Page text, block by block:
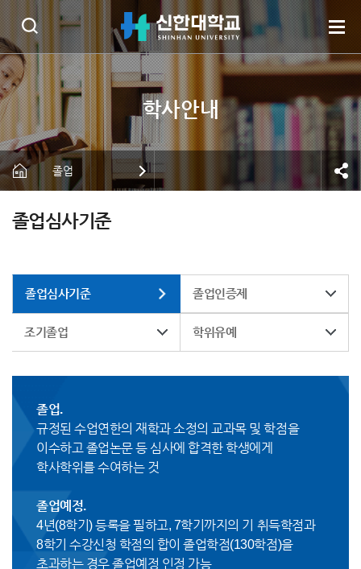
졸업
졸업심사기준
졸업심사기준 졸업인증제
조기졸업 학위유예
졸업.
규정된 수업연한의 재학과 소정의 교과목 및 학점을
이수하고 졸업논문 등 심사에 합격한 학생에게
학사학위를 수여하는 것
졸업예정.
4년(8학기) 등록을 필하고, 7학기까지의 기 취득학점과
8학기 수강신청 학점의 합이 졸업학점(130학점)을
초과하는 경우 졸업예정 인정 가능